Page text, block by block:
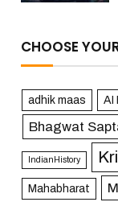
CHOOSE
adhik maas AI
Bhagwat
IndianHistory
Mahabharat